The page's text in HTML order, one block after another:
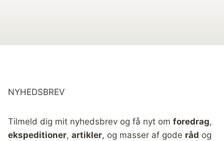
NYHEDSBREV
Tilmeld dig mit nyhedsbrev og få nyt om foredrag,
ekspeditioner, artikler, og masser af gode råd og